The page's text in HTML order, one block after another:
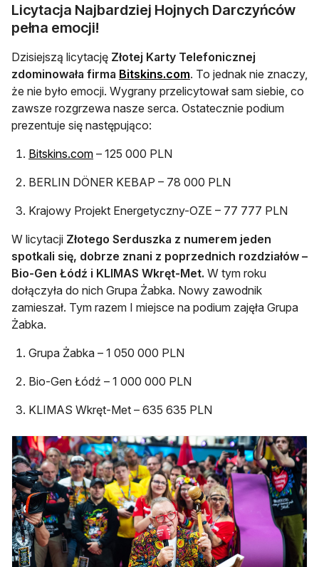
Licytacja Najbardziej Hojnych Darczyńców
pełna emocji!
Dzisiejszą licytację Złotej Karty Telefonicznej
zdominowała firma Bitskins.com otwiera się w nowej
. To jednak nie znaczy,
że nie było emocji. Wygrany przelicytował sam siebie, co
zawsze rozgrzewa nasze serca. Ostatecznie podium
prezentuje się następująco:
Bitskins.comotwiera się w nowej karcie
– 125 000 PLN
BERLIN DÖNER KEBAP – 78 000 PLN
Krajowy Projekt Energetyczny-OZE – 77 777 PLN
W licytacji Złotego Serduszka z numerem jeden
spotkali się, dobrze znani z poprzednich rozdziałów –
Bio-Gen Łódź i KLIMAS Wkręt-Met. W tym roku
dołączyła do nich Grupa Żabka. Nowy zawodnik
zamieszał. Tym razem I miejsce na podium zajęła Grupa
Żabka.
Grupa Żabka – 1 050 000 PLN
Bio-Gen Łódź – 1 000 000 PLN
KLIMAS Wkręt-Met – 635 635 PLN